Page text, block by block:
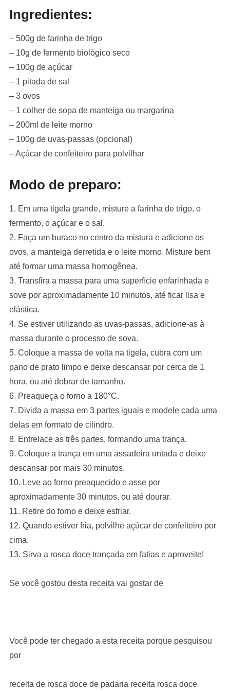
Ingredientes:
– 500g de farinha de trigo
– 10g de fermento biológico seco
– 100g de açúcar
– 1 pitada de sal
– 3 ovos
– 1 colher de sopa de manteiga ou margarina
– 200ml de leite morno
– 100g de uvas-passas (opcional)
– Açúcar de confeiteiro para polvilhar
Modo de preparo:
1. Em uma tigela grande, misture a farinha de trigo, o
fermento, o açúcar e o sal.
2. Faça um buraco no centro da mistura e adicione os
ovos, a manteiga derretida e o leite morno. Misture bem
até formar uma massa homogênea.
3. Transfira a massa para uma superfície enfarinhada e
sove por aproximadamente 10 minutos, até ficar lisa e
elástica.
4. Se estiver utilizando as uvas-passas, adicione-as à
massa durante o processo de sova.
5. Coloque a massa de volta na tigela, cubra com um
pano de prato limpo e deixe descansar por cerca de 1
hora, ou até dobrar de tamanho.
6. Preaqueça o forno a 180°C.
7. Divida a massa em 3 partes iguais e modele cada uma
delas em formato de cilindro.
8. Entrelace as três partes, formando uma trança.
9. Coloque a trança em uma assadeira untada e deixe
descansar por mais 30 minutos.
10. Leve ao forno preaquecido e asse por
aproximadamente 30 minutos, ou até dourar.
11. Retire do forno e deixe esfriar.
12. Quando estiver fria, polvilhe açúcar de confeiteiro por
cima.
13. Sirva a rosca doce trançada em fatias e aproveite!
Se você gostou desta receita vai gostar de
Você pode ter chegado a esta receita porque pesquisou
por
receita de rosca doce de padaria receita rosca doce